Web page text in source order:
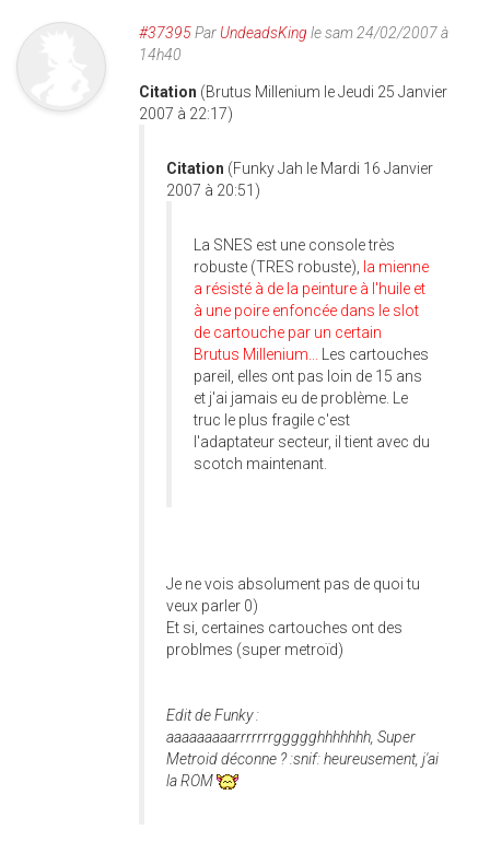
#37395Par UndeadsKing le sam 24/02/2007 à
14h40
Citation (Brutus Millenium le Jeudi 25 Janvier
2007 à 22:17)
Citation (Funky Jah le Mardi 16 Janvier
2007 à 20:51)
La SNES est une console très
robuste (TRES robuste),
la mienne
a résisté à de la peinture à l'huile et
à une poire enfoncée dans le slot
de cartouche par un certain
Brutus Millenium...
Les cartouches
pareil, elles ont pas loin de 15 ans
et j'ai jamais eu de problème. Le
truc le plus fragile c'est
l'adaptateur secteur, il tient avec du
scotch maintenant.
Je ne vois absolument pas de quoi tu
veux parler 0)
Et si, certaines cartouches ont des
problmes (super metroïd)
Edit de Funky :
aaaaaaaaarrrrrrrggggghhhhhhh, Super
Metroid déconne ? :snif: heureusement, j'ai
la ROM